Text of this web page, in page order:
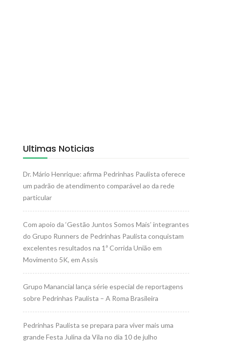
Ultimas Noticias
Dr. Mário Henrique: afirma Pedrinhas Paulista oferece
um padrão de atendimento comparável ao da rede
particular
Com apoio da ‘Gestão Juntos Somos Mais’ integrantes
do Grupo Runners de Pedrinhas Paulista conquistam
excelentes resultados na 1ª Corrida União em
Movimento 5K, em Assis
Grupo Manancial lança série especial de reportagens
sobre Pedrinhas Paulista – A Roma Brasileira
Pedrinhas Paulista se prepara para viver mais uma
grande Festa Julina da Vila no dia 10 de julho